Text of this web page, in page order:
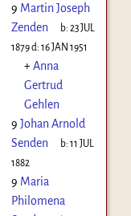
9 Martin Joseph
Zenden
b:23 JUL
1879d: 16 JAN 1951
+Anna
Gertrud
Gehlen
9 Johan Arnold
Senden
b:11 JUL
1882
9 Maria
Philomena